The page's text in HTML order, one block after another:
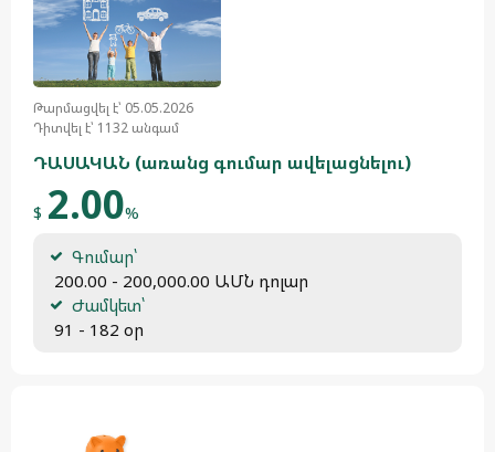
Թարմացվել է՝ 05.05.2026
Դիտվել է՝ 1132 անգամ
ԴԱՍԱԿԱՆ (առանց գումար ավելացնելու)
$ 2.00%
Գումար՝
200.00 - 200,000.00 ԱՄՆ դոլար
Ժամկետ՝
91 - 182 օր